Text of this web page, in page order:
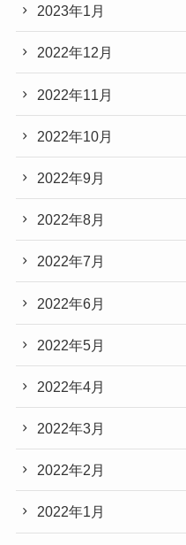
2023年1月
2022年12月
2022年11月
2022年10月
2022年9月
2022年8月
2022年7月
2022年6月
2022年5月
2022年4月
2022年3月
2022年2月
2022年1月